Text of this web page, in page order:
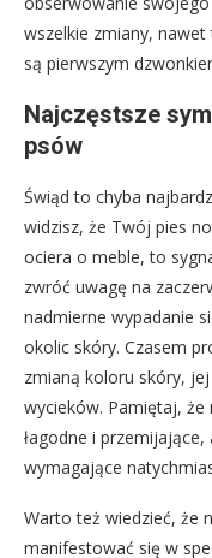
wszelkie zmiany,
są pierwszym
Najczęstsze
psów
Świąd to chyba
widzisz, że Twój pies
ociera o meble, to
zwróć uwagę na
nadmierne wypadanie
okolic skóry. Czasem
zmianą koloru skóry,
wycieków. Pamiętaj,
łagodne i
wymagające
Warto też wiedzieć, że
manifestować się w